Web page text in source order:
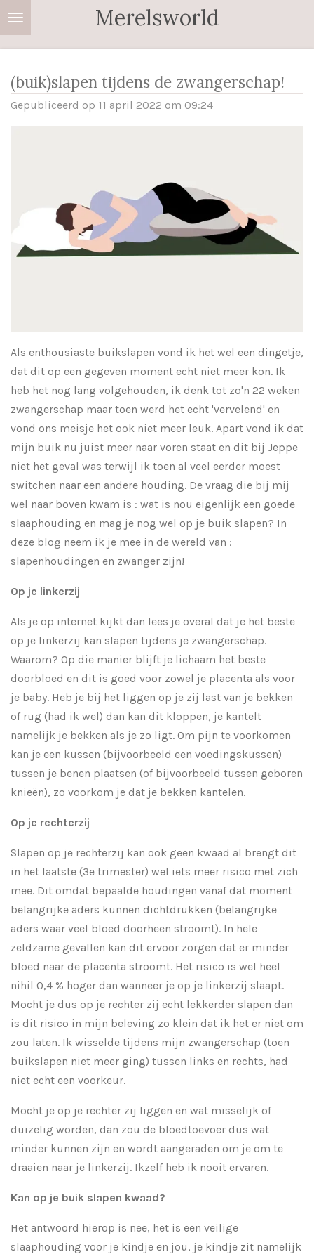
Ga
direct
de
hoofdinhoud
Merelsworld
(buik)slapen tijdens de zwangerschap!
Gepubliceerd op 11 april 2022 om 09:24
Als enthousiaste buikslapen vond ik het wel een dingetje,
dat dit op een gegeven moment echt niet meer kon. Ik
heb het nog lang volgehouden, ik denk tot zo'n 22 weken
zwangerschap maar toen werd het echt 'vervelend' en
vond ons meisje het ook niet meer leuk. Apart vond ik dat
mijn buik nu juist meer naar voren staat en dit bij Jeppe
niet het geval was terwijl ik toen al veel eerder moest
switchen naar een andere houding. De vraag die bij mij
wel naar boven kwam is : wat is nou eigenlijk een goede
slaaphouding en mag je nog wel op je buik slapen? In
deze blog neem ik je mee in de wereld van :
slapenhoudingen en zwanger zijn!
Op je linkerzij
Als je op internet kijkt dan lees je overal dat je het beste
op je linkerzij kan slapen tijdens je zwangerschap.
Waarom? Op die manier blijft je lichaam het beste
doorbloed en dit is goed voor zowel je placenta als voor
je baby. Heb je bij het liggen op je zij last van je bekken
of rug (had ik wel) dan kan dit kloppen, je kantelt
namelijk je bekken als je zo ligt. Om pijn te voorkomen
kan je een kussen (bijvoorbeeld een voedingskussen)
tussen je benen plaatsen (of bijvoorbeeld tussen geboren
knieën), zo voorkom je dat je bekken kantelen.
Op je rechterzij
Slapen op je rechterzij kan ook geen kwaad al brengt dit
in het laatste (3e trimester) wel iets meer risico met zich
mee. Dit omdat bepaalde houdingen vanaf dat moment
belangrijke aders kunnen dichtdrukken (belangrijke
aders waar veel bloed doorheen stroomt). In hele
zeldzame gevallen kan dit ervoor zorgen dat er minder
bloed naar de placenta stroomt. Het risico is wel heel
nihil 0,4 % hoger dan wanneer je op je linkerzij slaapt.
Mocht je dus op je rechter zij echt lekkerder slapen dan
is dit risico in mijn beleving zo klein dat ik het er niet om
zou laten. Ik wisselde tijdens mijn zwangerschap (toen
buikslapen niet meer ging) tussen links en rechts, had
niet echt een voorkeur.
Mocht je op je rechter zij liggen en wat misselijk of
duizelig worden, dan zou de bloedtoevoer dus wat
minder kunnen zijn en wordt aangeraden om je om te
draaien naar je linkerzij. Ikzelf heb ik nooit ervaren.
Kan op je buik slapen kwaad?
Het antwoord hierop is nee, het is een veilige
slaaphouding voor je kindje en jou, je kindje zit namelijk